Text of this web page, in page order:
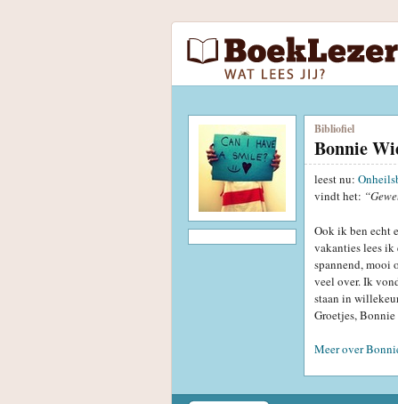
Bibliofiel
Bonnie
leest nu:
vindt het:
Ook ik ben echt
vakanties lees
spannend, mooi
veel over. Ik
staan in
Groetjes, Bonnie
Meer over